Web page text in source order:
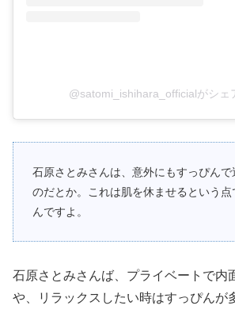
@satomi_ishihara_officialがシェ
石原さとみさんは、意外にもすっぴん
のだとか。これは肌を休ませるという
んですよ。
石原さとみさんば、プライベートで内
や、リラックスしたい時はすっぴんが